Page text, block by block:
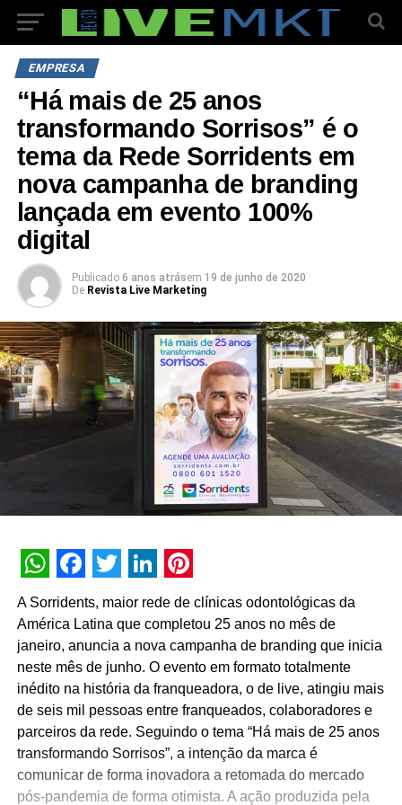
EMPRESA
“Há mais de 25 anos
transformando Sorrisos” é o
tema da Rede Sorridents em
nova campanha de branding
lançada em evento 100%
digital
Publicado 6 anos atrásem 19 de junho de 2020
De Revista Live Marketing
WhatsApp
Facebook
Twitter
LinkedIn
Pinterest
A Sorridents, maior rede de clínicas odontológicas da
América Latina que completou 25 anos no mês de
janeiro, anuncia a nova campanha de branding que inicia
neste mês de junho. O evento em formato totalmente
inédito na história da franqueadora, o de live, atingiu mais
de seis mil pessoas entre franqueados, colaboradores e
parceiros da rede. Seguindo o tema “Há mais de 25 anos
transformando Sorrisos”, a intenção da marca é
comunicar de forma inovadora a retomada do mercado
pós-pandemia de forma otimista. A ação produzida pela